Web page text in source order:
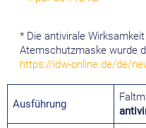
* Die antivirale
Atemschutzmaske wurde
https://idw-online.de/de/
Ausführung